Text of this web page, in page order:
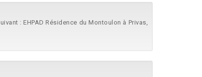
: EHPAD Résidence du Montoulon à Privas,